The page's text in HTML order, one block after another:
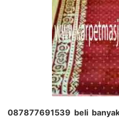
087877691539 beli